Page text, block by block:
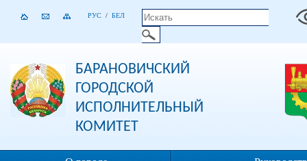
РУС / БЕЛ
БАРАНОВИЧСКИЙ
ГОРОДСКОЙ
ИСПОЛНИТЕЛЬНЫЙ
КОМИТЕТ